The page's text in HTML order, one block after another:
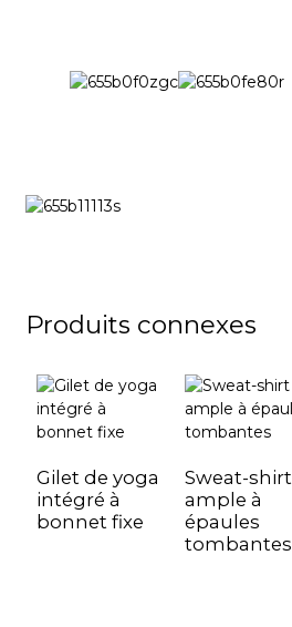
Produits connexes
Gilet de yoga
intégré à
bonnet fixe
Sweat-shirt
ample à
épaules
tombantes